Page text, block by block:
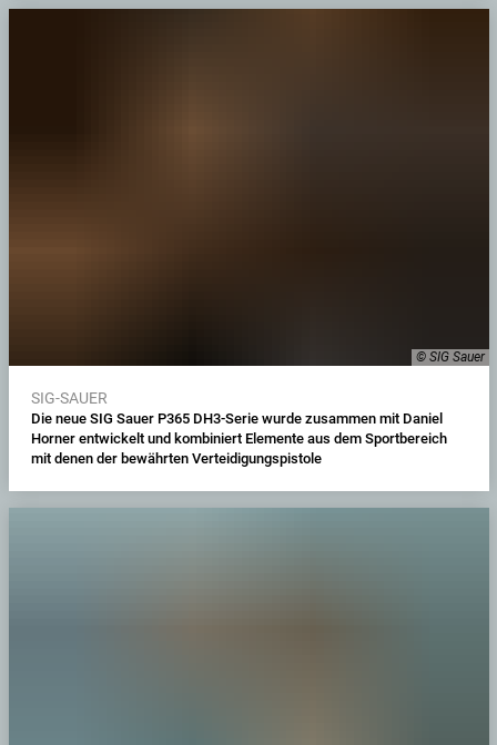
© SIG Sauer
SIG-SAUER
Die neue SIG Sauer P365 DH3-Serie wurde zusammen mit Daniel
Horner entwickelt und kombiniert Elemente aus dem Sportbereich
mit denen der bewährten Verteidigungspistole